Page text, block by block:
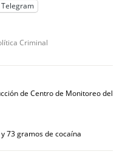
Telegram
Criminal
de Centro de Monitoreo del
73 gramos de cocaína